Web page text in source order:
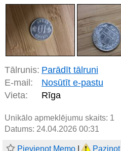
Tālrunis: Parādīt tālruni
E-mail:
Nosūtīt e-pastu
Vieta:
Rīga
Unikālo apmeklējumu skaits: 1
Datums: 24.04.2026 00:31
Pievienot Memo